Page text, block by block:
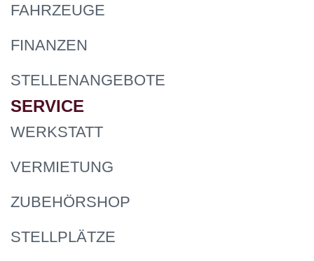
FAHRZEUGE
FINANZEN
STELLENANGEBOTE
SERVICE
WERKSTATT
VERMIETUNG
ZUBEHÖRSHOP
STELLPLÄTZE